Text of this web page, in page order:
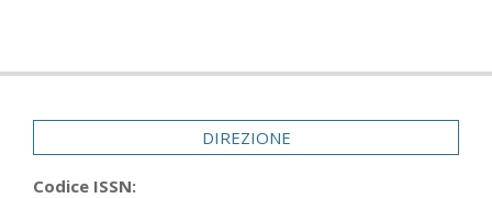
DIREZIONE
Codice ISSN: